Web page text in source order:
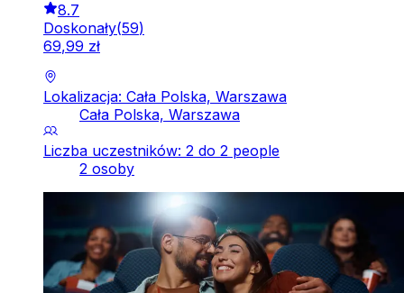
8.7
Doskonały(59)
69,99 zł
Lokalizacja: Cała Polska, Warszawa
Cała Polska, Warszawa
Liczba uczestników: 2 do 2 people
2 osoby